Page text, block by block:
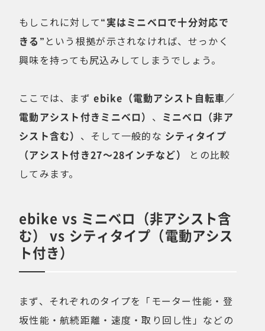
もしこれに対して“実はミニベロで十分対応で
きる” という根拠が示されなければ、せっかく
興味を持っても尻込みしてしまうでしょう。
ここでは、まずebike（電動アシスト自転車／
電動アシスト付きミニベロ） 、 ミニベロ（非ア
シスト含む） 、そして一般的な シティタイプ
（アシスト付き27〜28インチなど）
との比較
してみます。
ebike vs ミニベロ（非アシスト含
む） vs シティタイプ（電動アシス
ト付き）
まず、それぞれのタイプを「モーター性能・登
坂性能・航続距離・速度・取り回し性」などの